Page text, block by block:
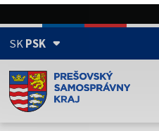
SKPSK
Doména psk.sk je oficiálna
Toto je oficiálna webová